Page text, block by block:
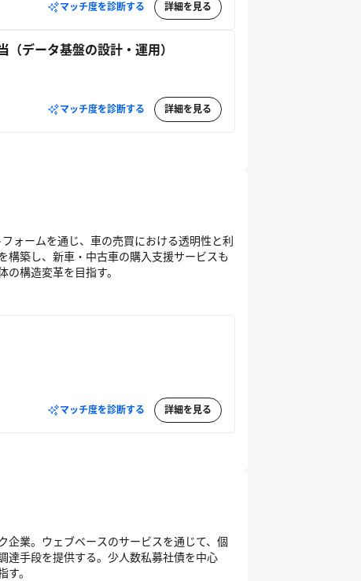
マッチ度を診断する 詳細を見る
（データ基盤の設計・運用）
マッチ度を診断する 詳細を見る
ォームを通じ、車の売買における透明性と利
構築し、新車・中古車の購入支援サービスも
構造変革を目指す。
マッチ度を診断する 詳細を見る
企業。ウェブベースのサービスを通じて、個
達手段を提供する。少人数私募社債を中心
。